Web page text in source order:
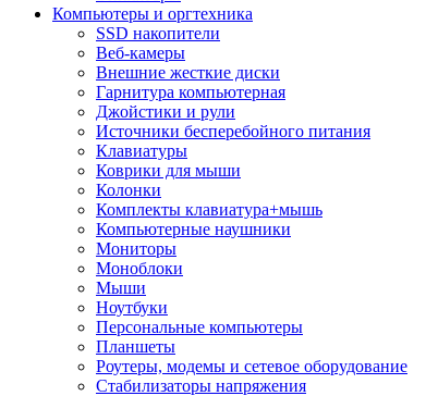
Компьютеры и оргтехника
SSD накопители
Веб-камеры
Внешние жесткие диски
Гарнитура компьютерная
Джойстики и рули
Источники бесперебойного питания
Клавиатуры
Коврики для мыши
Колонки
Комплекты клавиатура+мышь
Компьютерные наушники
Мониторы
Моноблоки
Мыши
Ноутбуки
Персональные компьютеры
Планшеты
Роутеры, модемы и сетевое оборудование
Стабилизаторы напряжения